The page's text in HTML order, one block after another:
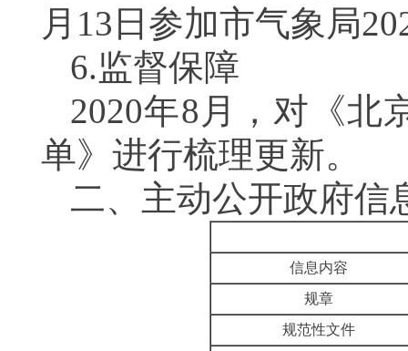
月 13 日参加市气象局
6.监督保障
2020年8 月，对《北
单》进行梳理更新。
二、主动公开政府信
信息内容
规章
规范性文件